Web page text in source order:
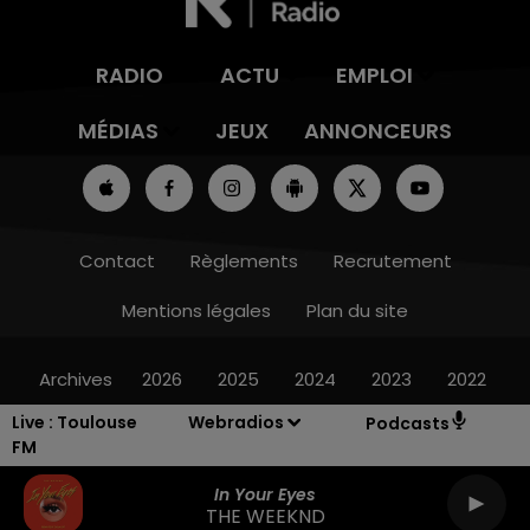
Live : Toulouse
FM
Webradios Podcasts
In Your Eyes
THE WEEKND
RADIO ACTU
EMPLOI
MÉDIAS
JEUX ANNONCEURS
Contact Règlements
Recrutement
Mentions légales
Plan du site
Archives 2026 2025 2024 2023 2022